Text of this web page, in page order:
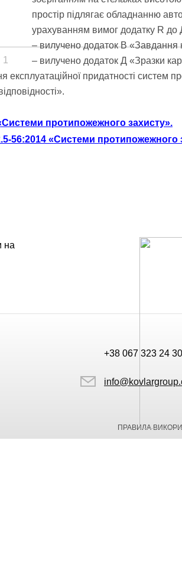
1
простір підлягає обладнанню
урахуванням вимог додатку R
– вилучено додаток В «Завдання
– вилучено додаток Д «Зразки
придатності систем
протипожежного захисту».
56:2014 «Системи протипожежного
на
+38 067 323 24 30
ПРАВИЛА